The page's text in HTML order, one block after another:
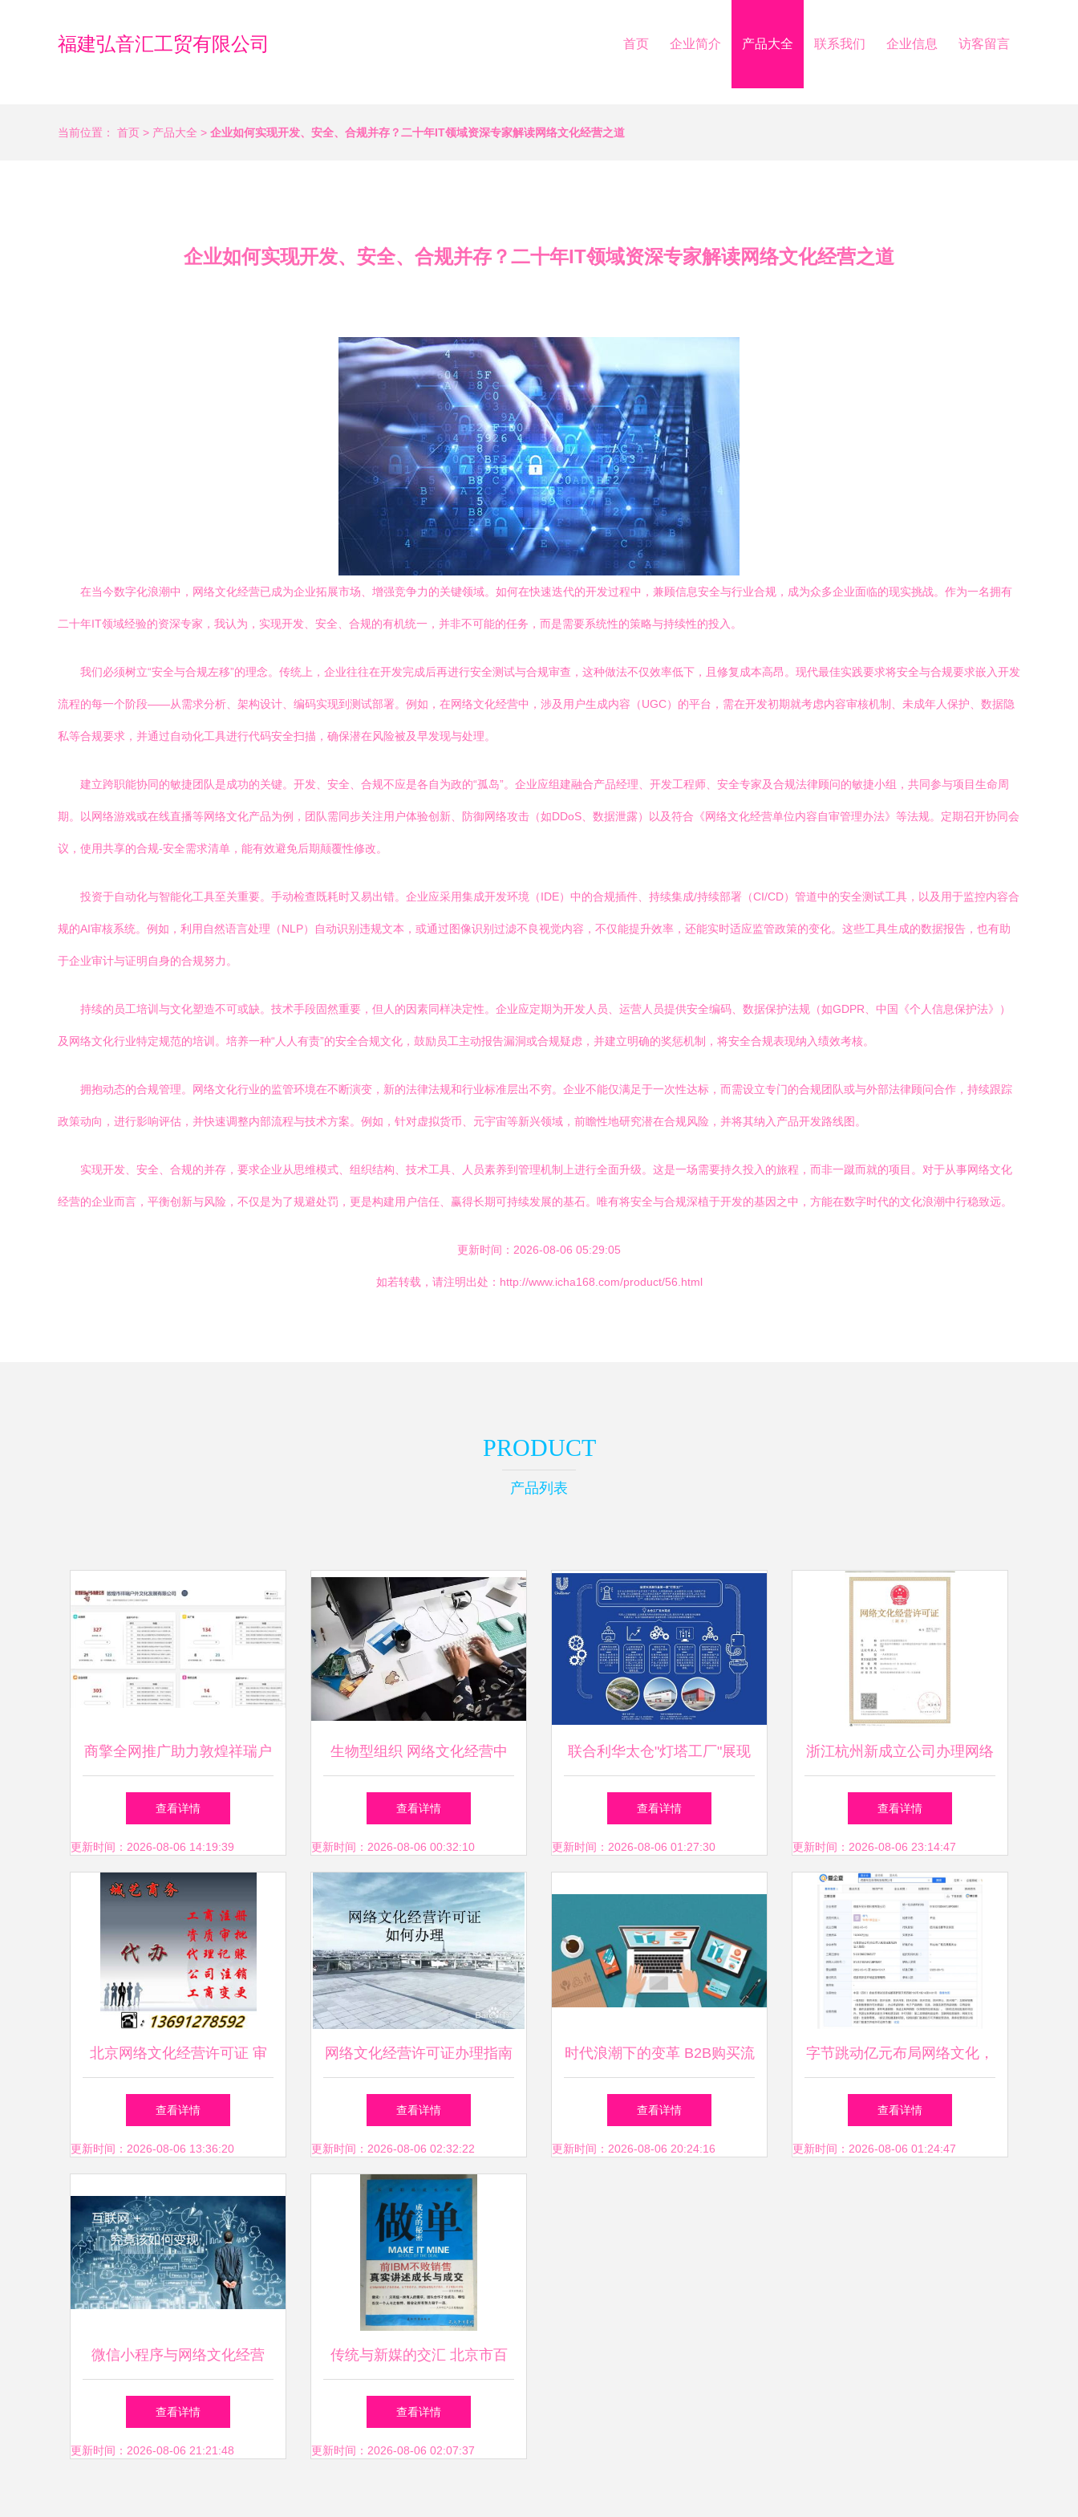
福建弘音汇工贸有限公司 首页 企业简介 产品大全 联系我们 企业信息 访客留言
当前位置： 首页 > 产品大全 > 企业如何实现开发、安全、合规并存？二十年IT领域资深专家解读网络文化经营之道
企业如何实现开发、安全、合规并存？二十年IT领域资深专家解读网络文化经营之道
在当今数字化浪潮中，网络文化经营已成为企业拓展市场、增强竞争力的关键领域。如何在快速迭代的开发过程中，兼顾信息安全与行业合规，成为众多企业面临的现实挑战。作为一名拥有
二十年IT领域经验的资深专家，我认为，实现开发、安全、合规的有机统一，并非不可能的任务，而是需要系统性的策略与持续性的投入。
我们必须树立“安全与合规左移”的理念。传统上，企业往往在开发完成后再进行安全测试与合规审查，这种做法不仅效率低下，且修复成本高昂。现代最佳实践要求将安全与合规要求嵌入开发
流程的每一个阶段——从需求分析、架构设计、编码实现到测试部署。例如，在网络文化经营中，涉及用户生成内容（UGC）的平台，需在开发初期就考虑内容审核机制、未成年人保护、数据隐
私等合规要求，并通过自动化工具进行代码安全扫描，确保潜在风险被及早发现与处理。
建立跨职能协同的敏捷团队是成功的关键。开发、安全、合规不应是各自为政的“孤岛”。企业应组建融合产品经理、开发工程师、安全专家及合规法律顾问的敏捷小组，共同参与项目生命周
期。以网络游戏或在线直播等网络文化产品为例，团队需同步关注用户体验创新、防御网络攻击（如DDoS、数据泄露）以及符合《网络文化经营单位内容自审管理办法》等法规。定期召开协同会
议，使用共享的合规-安全需求清单，能有效避免后期颠覆性修改。
投资于自动化与智能化工具至关重要。手动检查既耗时又易出错。企业应采用集成开发环境（IDE）中的合规插件、持续集成/持续部署（CI/CD）管道中的安全测试工具，以及用于监控内容合
规的AI审核系统。例如，利用自然语言处理（NLP）自动识别违规文本，或通过图像识别过滤不良视觉内容，不仅能提升效率，还能实时适应监管政策的变化。这些工具生成的数据报告，也有助
于企业审计与证明自身的合规努力。
持续的员工培训与文化塑造不可或缺。技术手段固然重要，但人的因素同样决定性。企业应定期为开发人员、运营人员提供安全编码、数据保护法规（如GDPR、中国《个人信息保护法》）
及网络文化行业特定规范的培训。培养一种“人人有责”的安全合规文化，鼓励员工主动报告漏洞或合规疑虑，并建立明确的奖惩机制，将安全合规表现纳入绩效考核。
拥抱动态的合规管理。网络文化行业的监管环境在不断演变，新的法律法规和行业标准层出不穷。企业不能仅满足于一次性达标，而需设立专门的合规团队或与外部法律顾问合作，持续跟踪
政策动向，进行影响评估，并快速调整内部流程与技术方案。例如，针对虚拟货币、元宇宙等新兴领域，前瞻性地研究潜在合规风险，并将其纳入产品开发路线图。
实现开发、安全、合规的并存，要求企业从思维模式、组织结构、技术工具、人员素养到管理机制上进行全面升级。这是一场需要持久投入的旅程，而非一蹴而就的项目。对于从事网络文化
经营的企业而言，平衡创新与风险，不仅是为了规避处罚，更是构建用户信任、赢得长期可持续发展的基石。唯有将安全与合规深植于开发的基因之中，方能在数字时代的文化浪潮中行稳致远。
更新时间：2026-08-06 05:29:05
如若转载，请注明出处：http://www.icha168.com/product/56.html
PRODUCT
产品列表
商擎全网推广助力敦煌祥瑞户
外文化 从沙漠隐者到文化IP的
数字化蜕变
查看详情
更新时间：2026-08-06 14:19:39
生物型组织 网络文化经营中
的未来组织发展新范式
查看详情
更新时间：2026-08-06 00:32:10
联合利华太仓"灯塔工厂"展现
卓越实力，梦龙雪糕等产品迈
向智能化生产新高度
查看详情
更新时间：2026-08-06 01:27:30
浙江杭州新成立公司办理网络
文化经营许可证全指南
查看详情
更新时间：2026-08-06 23:14:47
北京网络文化经营许可证 审
批条件、费用与关键事项全解
析
查看详情
更新时间：2026-08-06 13:36:20
网络文化经营许可证办理指南
从申请到拿证的全面解析
查看详情
更新时间：2026-08-06 02:32:22
时代浪潮下的变革 B2B购买流
程在网络文化经营中的创新演
进
查看详情
更新时间：2026-08-06 20:24:16
字节跳动亿元布局网络文化，
成立所见所得科技公司
查看详情
更新时间：2026-08-06 01:24:47
微信小程序与网络文化经营
开启互联网生态新纪元
查看详情
更新时间：2026-08-06 21:21:48
传统与新媒的交汇 北京市百
玉文化传媒在孔夫子旧书网的
网络文化经营探索
查看详情
更新时间：2026-08-06 02:07:37